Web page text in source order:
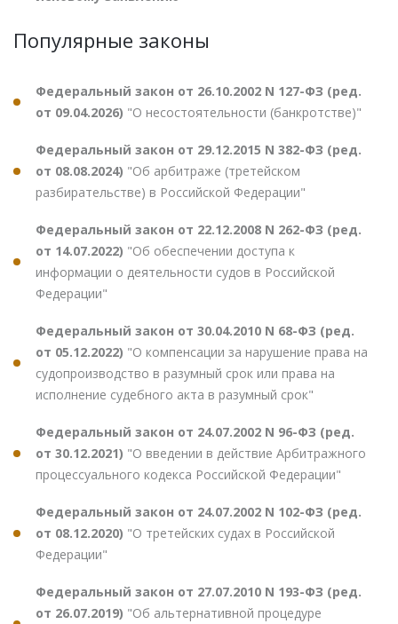
Популярные законы
Федеральный закон от 26.10.2002 N 127-ФЗ (ред.
от 09.04.2026) "О несостоятельности (банкротстве)"
Федеральный закон от 29.12.2015 N 382-ФЗ (ред.
от 08.08.2024) "Об арбитраже (третейском
разбирательстве) в Российской Федерации"
Федеральный закон от 22.12.2008 N 262-ФЗ (ред.
от 14.07.2022) "Об обеспечении доступа к
информации о деятельности судов в Российской
Федерации"
Федеральный закон от 30.04.2010 N 68-ФЗ (ред.
от 05.12.2022) "О компенсации за нарушение права на
судопроизводство в разумный срок или права на
исполнение судебного акта в разумный срок"
Федеральный закон от 24.07.2002 N 96-ФЗ (ред.
от 30.12.2021) "О введении в действие Арбитражного
процессуального кодекса Российской Федерации"
Федеральный закон от 24.07.2002 N 102-ФЗ (ред.
от 08.12.2020) "О третейских судах в Российской
Федерации"
Федеральный закон от 27.07.2010 N 193-ФЗ (ред.
от 26.07.2019) "Об альтернативной процедуре